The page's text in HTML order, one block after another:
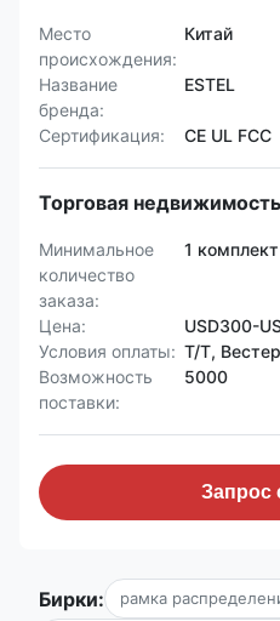
Место
происхождения:
Китай
Название
бренда:
ESTEL
Сертификация: CE UL FCC
Торговая недвижимость
Минимальное
количество
заказа:
1 комплект
Цена:
USD300-
Условия оплаты: Т/Т,
Возможность
поставки:
5000
Запрос
Бирки: рамка